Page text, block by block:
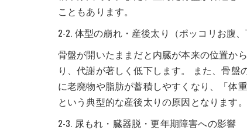
こともあります。
2-2. 体型の崩れ・産後太り（ポッコリお腹、
骨盤が開いたままだと内臓が本来の位置か
り、代謝が著しく低下します。 また、骨
に老廃物や脂肪が蓄積しやすくなり、「体
という典型的な産後太りの原因となります。
2-3. 尿もれ・臓器脱・更年期障害への影響